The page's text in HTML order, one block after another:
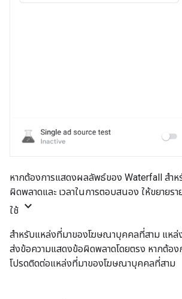
หากต้องการแสดงผลลัพธ์ของ Waterfall สำห
ผิดพลาดและ เวลาในการตอบสนอง ให้ขยายรา
ใช้ keyboard_arrow_down
สำหรับแหล่งที่มาของโฆษณาบุคคลที่สาม แหล่
ส่งข้อความแสดงข้อผิดพลาดโดยตรง หากต้อง
โปรดติดต่อแหล่งที่มาของโฆษณาบุคคลที่สาม